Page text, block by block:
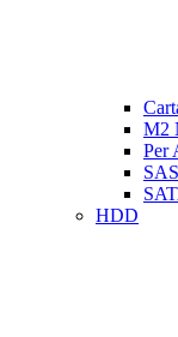
M2
Per
SAS
HDD